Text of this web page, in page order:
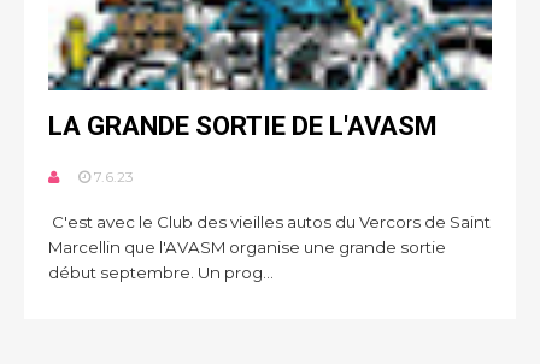
LA GRANDE SORTIE DE L'AVASM
7.6.23
C'est avec le Club des vieilles autos du Vercors de Saint
Marcellin que l'AVASM organise une grande sortie
début septembre. Un prog...